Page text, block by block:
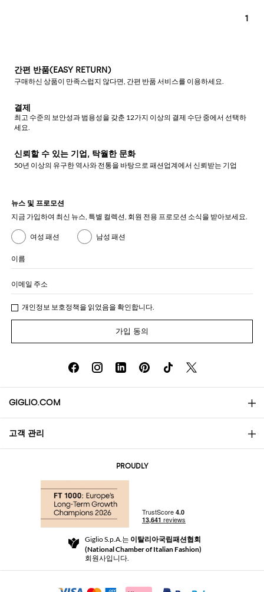
1
간편 반품(EASY RETURN)
구매하신 상품이 만족스럽지 않다면, 간편 반품 서비스를 이용하세요.
결제
최고 수준의 보안성과 범용성을 갖춘 12가지 이상의 결제 수단 중에서 선택하
세요.
신뢰할 수 있는 기업, 탁월한 문화
50년 이상의 유구한 역사와 전통을 바탕으로 패션업계에서 신뢰받는 기업
뉴스 및 프로모션
지금 가입하여 최신 뉴스, 특별 컬렉션, 회원 전용 프로모션 소식을 받아보세요.
여성 패션 남성 패션
이름
이메일 주소
개인정보 보호정책을 읽었음을 확인합니다.
가입 동의
GIGLIO.COM
소개
Community Store
고객 관리
반품 및 환불
For a safe shopping experience
Security Communication
PROUDLY
Giglio S.p.A.는 이탈리아국립패션협회
(National Chamber of Italian Fashion)
회원사입니다.